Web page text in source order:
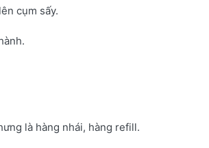
cụm sấy.
là hàng nhái, hàng refill.